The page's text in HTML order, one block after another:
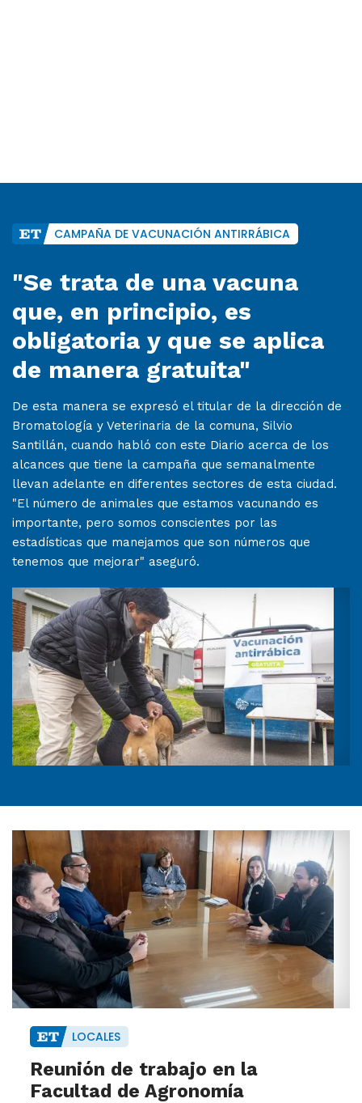
CAMPAÑA DE VACUNACIÓN ANTIRRÁBICA
"Se trata de una vacuna
que, en principio, es
obligatoria y que se aplica
de manera gratuita"
De esta manera se expresó el titular de la dirección de
Bromatología y Veterinaria de la comuna, Silvio
Santillán, cuando habló con este Diario acerca de los
alcances que tiene la campaña que semanalmente
llevan adelante en diferentes sectores de esta ciudad.
"El número de animales que estamos vacunando es
importante, pero somos conscientes por las
estadísticas que manejamos que son números que
tenemos que mejorar" aseguró.
LOCALES
Reunión de trabajo en la
Facultad de Agronomía